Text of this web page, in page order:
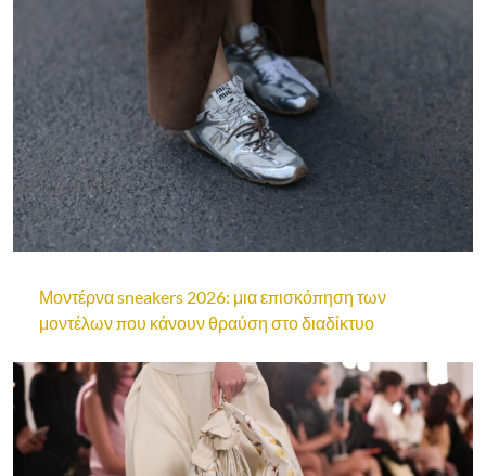
Μοντέρνα sneakers 2026: μια επισκόπηση των
μοντέλων που κάνουν θραύση στο διαδίκτυο